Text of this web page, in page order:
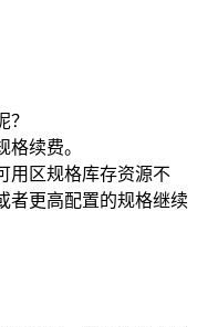
续费。
用区规格库存资源不
者更高配置的规格继续